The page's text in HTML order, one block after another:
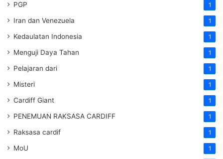
PGP 1
Iran dan Venezuela 1
Kedaulatan Indonesia 1
Menguji Daya Tahan 1
Pelajaran dari 1
Misteri 1
Cardiff Giant 1
PENEMUAN RAKSASA CARDIFF 1
Raksasa cardif 1
MoU 1